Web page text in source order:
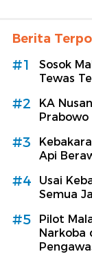
Berita
#1
Sosok
Tewas
#2
KA
Prabowo
#3
Api
#4
Usai
Semua
#5
Pilot
Narkoba